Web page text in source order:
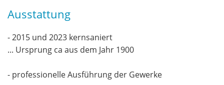
Ausstattung
- 2015 und 2023 kernsaniert
... Ursprung ca aus dem Jahr 1900
- professionelle Ausführung der Gewerke